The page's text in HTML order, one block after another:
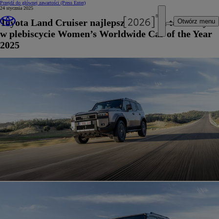
Przejdź do głównej zawartości (Press Enter)
Otwórz menu
24 stycznia 2025
Toyota Land Cruiser najlepszym autem terenowym
w plebiscycie Women’s Worldwide Car of the Year
2025